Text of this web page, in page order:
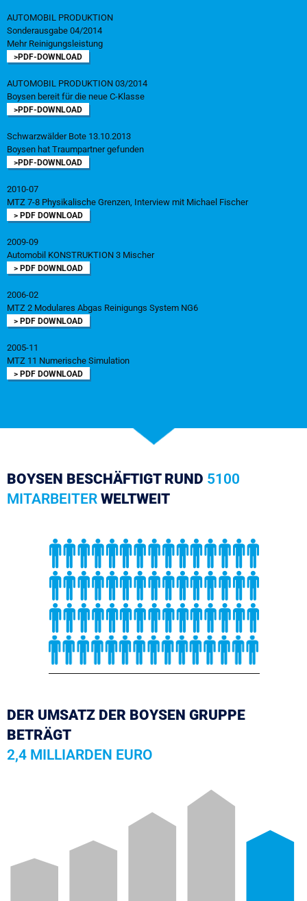
AUTOMOBIL PRODUKTION
Sonderausgabe 04/2014
Mehr Reinigungsleistung
>PDF-DOWNLOAD
AUTOMOBIL PRODUKTION 03/2014
Boysen bereit für die neue C-Klasse
>PDF-DOWNLOAD
Schwarzwälder Bote 13.10.2013
Boysen hat Traumpartner gefunden
>PDF-DOWNLOAD
2010-07
MTZ 7-8 Physikalische Grenzen, Interview mit Michael Fischer
> PDF DOWNLOAD
2009-09
Automobil KONSTRUKTION 3 Mischer
> PDF DOWNLOAD
2006-02
MTZ 2 Modulares Abgas Reinigungs System NG6
> PDF DOWNLOAD
2005-11
MTZ 11 Numerische Simulation
> PDF DOWNLOAD
BOYSEN BESCHÄFTIGT RUND 5100
MITARBEITER WELTWEIT
DER UMSATZ DER BOYSEN GRUPPE
BETRÄGT
2,4 MILLIARDEN EURO